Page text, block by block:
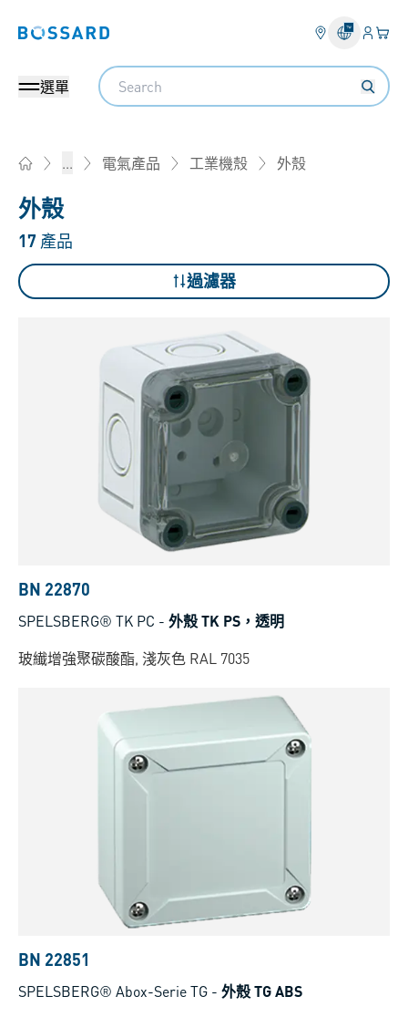
Bossard homepage 登錄
您
選單
Search
... 電氣產品 工業機殼 外殼
外殼
17 產品
過濾器
BN 22870
SPELSBERG® TK PC - 外殼 TK PS，透明
玻纎增強聚碳酸酯, 淺灰色 RAL 7035
BN 22851
SPELSBERG® Abox-Serie TG - 外殼 TG ABS